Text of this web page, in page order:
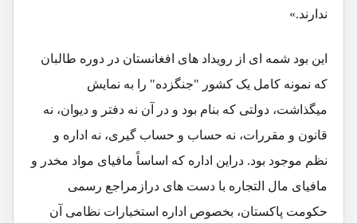
ندارند.»
این بود شمه ای از رویداد های افغانستان در دوره طالبان
که نمونه کامل یک کشور "جنگزده" را به نمایش
میگذاشت، دولتی که بنام بود و در آن نه دفتر و دیوان، نه
قانون و مقررات، نه حساب و حساب گیری، نه اداره و
نظم موجود بود. دراین اداره که اساساً مافیای مواد مخدر و
مافیای مال التجاره با دست های درازمراجع رسمی
حکومت پاکستان، بخصوص اداره استخبارات نظامی آن